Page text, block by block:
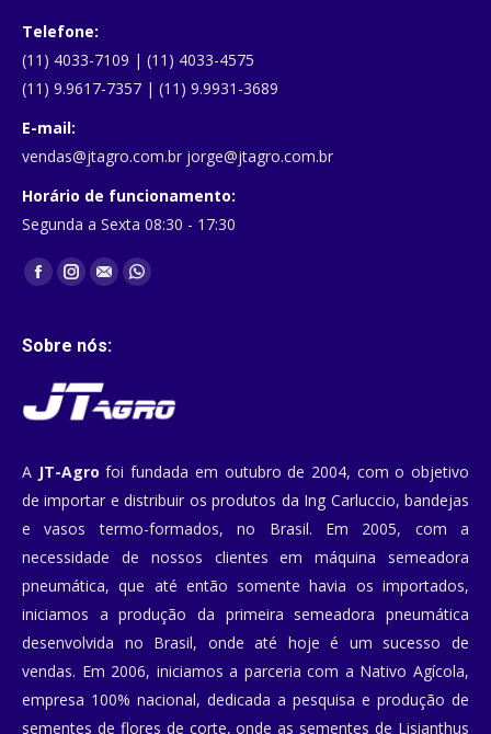
Telefone:
(11) 4033-7109 | (11) 4033-4575
(11) 9.9617-7357 | (11) 9.9931-3689
E-mail:
vendas@jtagro.com.br jorge@jtagro.com.br
Horário de funcionamento:
Segunda a Sexta 08:30 - 17:30
Encontre-nos em:
FacebookInstagram
MailWhatsapp
Sobre nós:
A JT-Agro foi fundada em outubro de 2004, com o objetivo
de importar e distribuir os produtos da Ing Carluccio, bandejas
e vasos termo-formados, no Brasil. Em 2005, com a
necessidade de nossos clientes em máquina semeadora
pneumática, que até então somente havia os importados,
iniciamos a produção da primeira semeadora pneumática
desenvolvida no Brasil, onde até hoje é um sucesso de
vendas. Em 2006, iniciamos a parceria com a Nativo Agícola,
empresa 100% nacional, dedicada a pesquisa e produção de
sementes de flores de corte, onde as sementes de Lisianthus